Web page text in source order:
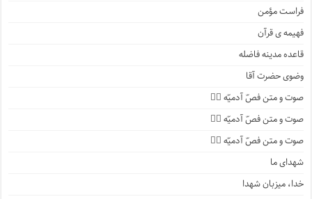
فراست مؤمن
فهیمه ی قرآن
قاعده مدینه فاضله
وضوی حضرت آقا
صوت و متن فصّ آدمیّه ۴️⃣
صوت و متن فصّ آدمیّه ۳️⃣
صوت و متن فصّ آدمیّه ۲️⃣
شهدای ما
خدا، میزبان شهدا